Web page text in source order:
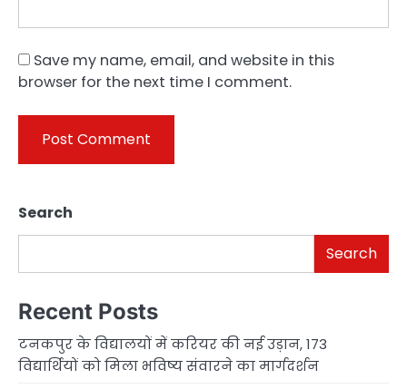
Save my name, email, and website in this
browser for the next time I comment.
Search
Search
Recent Posts
टनकपुर के विद्यालयों में करियर की नई उड़ान, 173
विद्यार्थियों को मिला भविष्य संवारने का मार्गदर्शन